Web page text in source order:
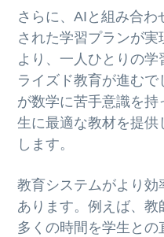
さらに、AIと組み合
された学習プランが
より、一人ひとりの
ライズド教育が進む
が数学に苦手意識を
生に最適な教材を提供
します。
教育システムがより効
あります。例えば、教
多くの時間を学生と